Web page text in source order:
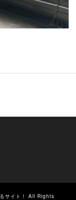
サイト！
All Rights